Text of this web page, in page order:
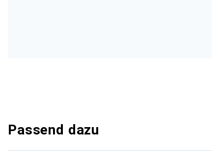
Passend dazu